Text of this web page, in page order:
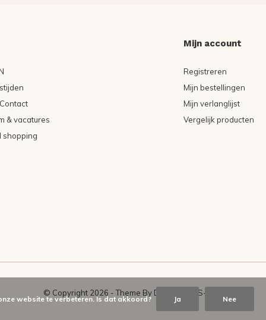
& vacatures
shopping
Mijn account
Registreren
Mijn bestellingen
Mijn verlanglijst
Vergelijk producten
© Copyright 2026 - Theme By DMWS RSS-feed
website te verbeteren. Is dat akkoord? Ja Nee